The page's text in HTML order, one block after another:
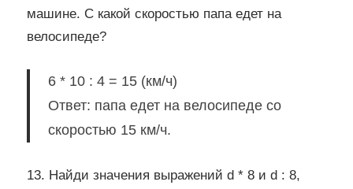
машине. С какой скоростью папа едет на
велосипеде?
6 * 10 : 4 = 15 (км/ч)
Ответ: папа едет на велосипеде со
скоростью 15 км/ч.
13. Найди значения выражений d * 8 и d : 8,